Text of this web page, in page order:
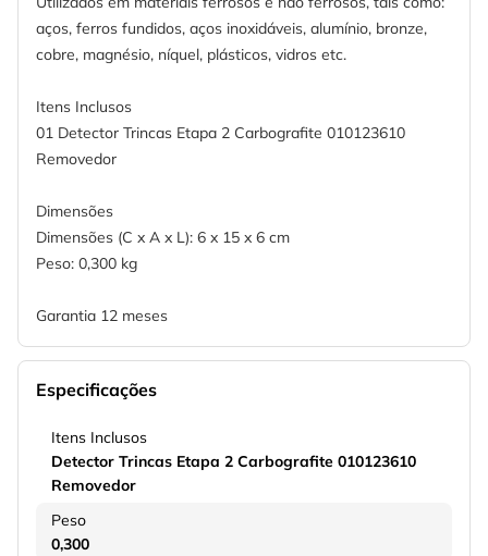
aços, ferros fundidos, aços inoxidáveis, alumínio, bronze,
cobre, magnésio, níquel, plásticos, vidros etc.
Itens Inclusos
01 Detector Trincas Etapa 2 Carbografite 010123610
Removedor
Dimensões
Dimensões (C x A x L): 6 x 15 x 6 cm
Peso: 0,300 kg
Garantia 12 meses
Especificações
Itens Inclusos
Detector Trincas Etapa 2 Carbografite 010123610
Removedor
Peso
0,300